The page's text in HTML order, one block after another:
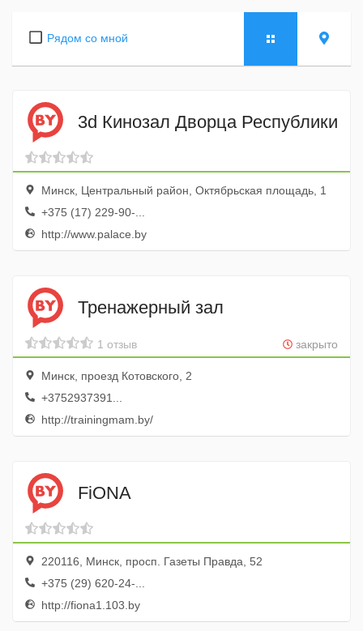
Рядом со мной
3d Кинозал Дворца Республики
Минск, Центральный район, Октябрьская площадь, 1
+375 (17) 229-90-...
http://www.palace.by
Тренажерный зал
закрыто
1 отзыв
Минск, проезд Котовского, 2
+3752937391...
http://trainingmam.by/
FiONA
220116, Минск, просп. Газеты Правда, 52
+375 (29) 620-24-...
http://fiona1.103.by